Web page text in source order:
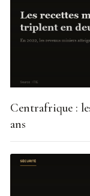
Centrafrique :
ans